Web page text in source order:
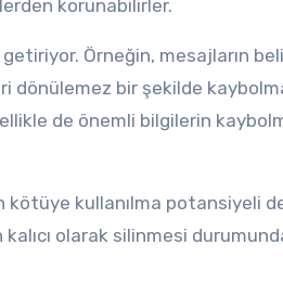
korunabilirler.
Örneğin, mesajların
dönülemez bir şekilde
de önemli bilgilerin
kullanılma potansiyeli
olarak silinmesi